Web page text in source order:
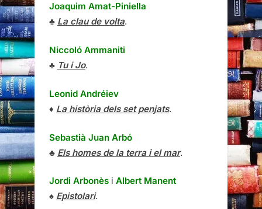
Joaquim Amat-Piniella
♣ La clau de volta.
Niccoló Ammaniti
♣ Tu i Jo.
Leonid Andréiev
♦ La història dels set penjats.
Sebastià Juan Arbó
♣ Els homes de la terra i el mar.
Jordi Arbonès i Albert Manent
♠ Epistolari.